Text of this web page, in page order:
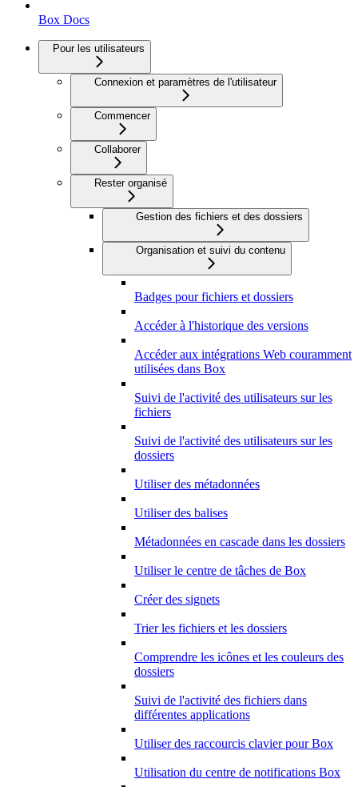
Box Docs
Pour les utilisateurs
Connexion et paramètres de l'utilisateur
Commencer
Collaborer
Rester organisé
Gestion des fichiers et des dossiers
Organisation et suivi du contenu
Badges pour fichiers et dossiers
Accéder à l'historique des versions
Accéder aux intégrations Web couramment
utilisées dans Box
Suivi de l'activité des utilisateurs sur les
fichiers
Suivi de l'activité des utilisateurs sur les
dossiers
Utiliser des métadonnées
Utiliser des balises
Métadonnées en cascade dans les dossiers
Utiliser le centre de tâches de Box
Créer des signets
Trier les fichiers et les dossiers
Comprendre les icônes et les couleurs des
dossiers
Suivi de l'activité des fichiers dans
différentes applications
Utiliser des raccourcis clavier pour Box
Utilisation du centre de notifications Box